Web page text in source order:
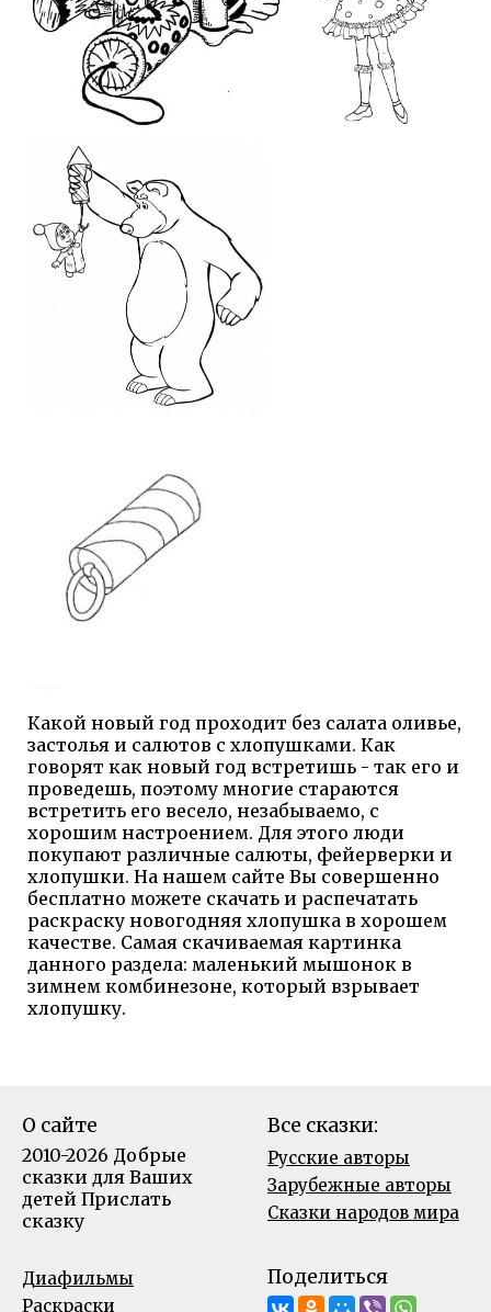
Какой новый год проходит без салата оливье,
застолья и салютов с хлопушками. Как
говорят как новый год встретишь - так его и
проведешь, поэтому многие стараются
встретить его весело, незабываемо, с
хорошим настроением. Для этого люди
покупают различные салюты, фейерверки и
хлопушки. На нашем сайте Вы совершенно
бесплатно можете скачать и распечатать
раскраску новогодняя хлопушка в хорошем
качестве. Самая скачиваемая картинка
данного раздела: маленький мышонок в
зимнем комбинезоне, который взрывает
хлопушку.
О сайте
2010-2026 Добрые
сказки для Ваших
детей Прислать
сказку
Все сказки:
Русские авторы
Зарубежные авторы
Сказки народов мира
Диафильмы
Раскраски
Поделиться